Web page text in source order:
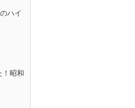
ハイ
！昭和